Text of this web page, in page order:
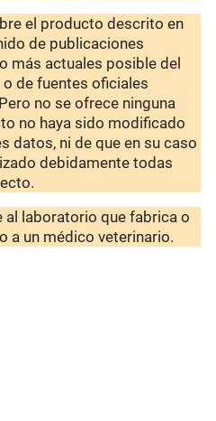
el producto descrito en
de publicaciones
más actuales posible del
de fuentes oficiales
no se ofrece ninguna
no haya sido modificado
datos, ni de que en su caso
debidamente todas
al laboratorio que fabrica o
a un médico veterinario.